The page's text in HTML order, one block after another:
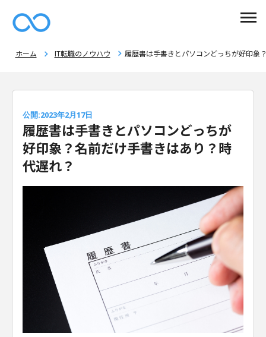
ホーム IT転職のノウハウ 履歴書は手書きとパソコンどっちが好印象
公開:2023年2月17日
履歴書は手書きとパソコンどっちが
好印象？名前だけ手書きはあり？時
代遅れ？